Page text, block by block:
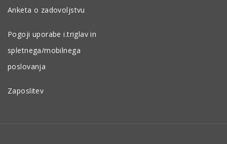
Anketa o zadovoljstvu
Pogoji uporabe i.triglav in
spletnega/mobilnega
poslovanja
Zaposlitev